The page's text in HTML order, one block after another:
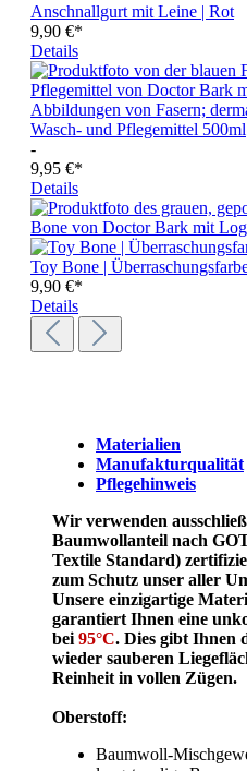
Anschnallgurt mit Leine | Rot
9,90 €*
Details
Wasch- und Pflegemittel 500ml
-
9,95 €*
Details
Toy Bone |
9,90 €*
Details
Materialien
Manufakturqualität
Pflegehinweis
Wir verwenden
Baumwollanteil nach
Textile Standard)
zum Schutz unser aller
Unsere einzigartige
garantiert Ihnen eine
bei 95°C. Dies gibt Ihnen
wieder sauberen
Reinheit in vollen Zügen.
Oberstoff:
Baumwoll-